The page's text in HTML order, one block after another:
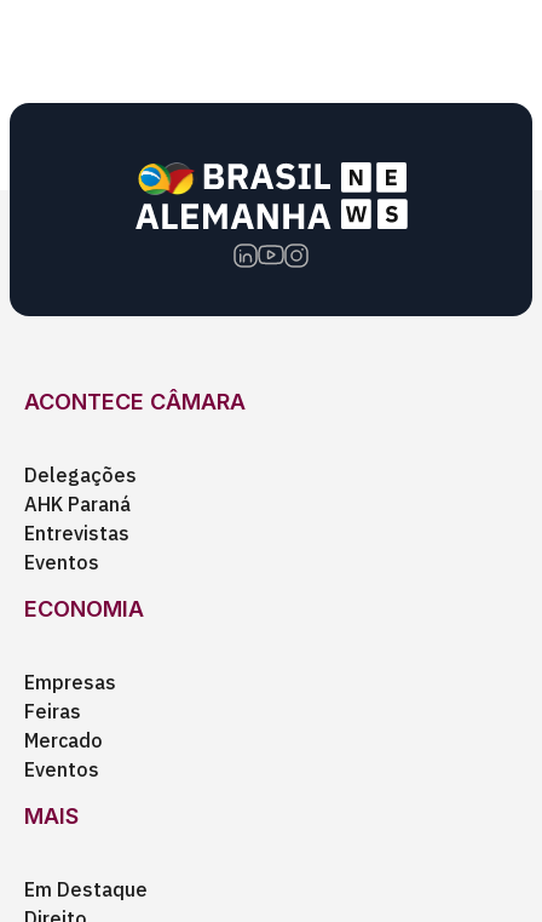
ACONTECE CÂMARA
Delegações
AHK Paraná
Entrevistas
Eventos
ECONOMIA
Empresas
Feiras
Mercado
Eventos
MAIS
Em Destaque